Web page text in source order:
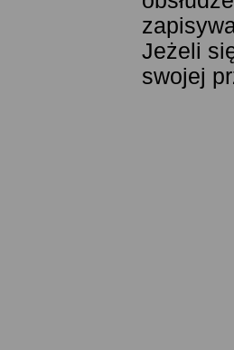
Jeżeli
swojej